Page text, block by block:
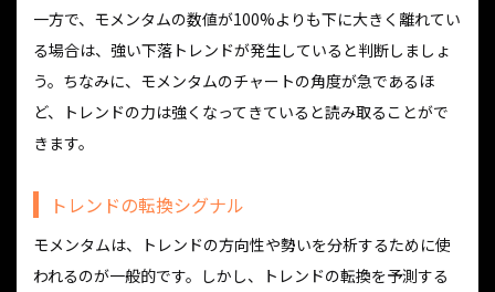
一方で、モメンタムの数値が100%よりも下に大きく離れてい
る場合は、強い下落トレンドが発生していると判断しましょ
う。ちなみに、モメンタムのチャートの角度が急であるほ
ど、トレンドの力は強くなってきていると読み取ることがで
きます。
トレンドの転換シグナル
モメンタムは、トレンドの方向性や勢いを分析するために使
われるのが一般的です。しかし、トレンドの転換を予測する